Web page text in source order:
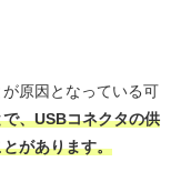
原因となっている可
、USBコネクタの供
があります。